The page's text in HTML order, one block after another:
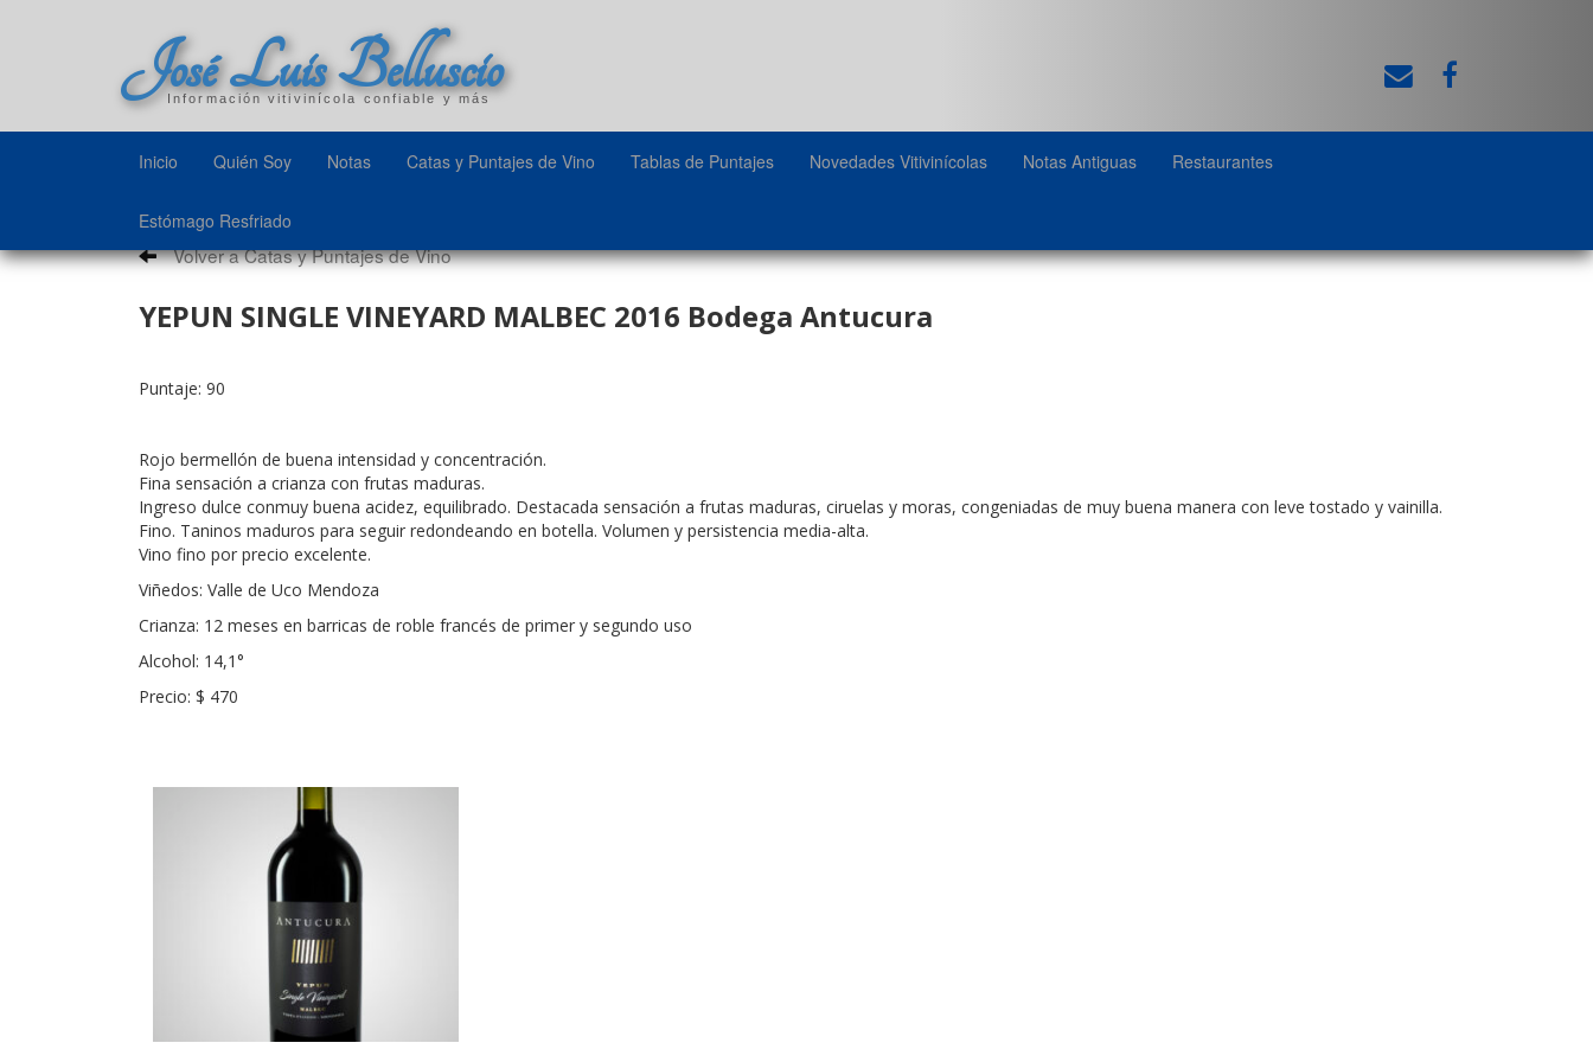
José Luis Belluscio
Información vitivinícola confiable y más
Inicio Quién Soy Notas Catas y Puntajes de Vino Tablas de Puntajes Novedades Vitivinícolas Notas Antiguas Restaurantes
Estómago Resfriado
Volver a Catas y Puntajes de Vino
YEPUN SINGLE VINEYARD MALBEC 2016 Bodega Antucura
Puntaje: 90
Rojo bermellón de buena intensidad y concentración.
Fina sensación a crianza con frutas maduras.
Ingreso dulce conmuy buena acidez, equilibrado. Destacada sensación a frutas maduras, ciruelas y moras, congeniadas de muy buena manera con leve tostado y vainilla.
Fino. Taninos maduros para seguir redondeando en botella. Volumen y persistencia media-alta.
Vino fino por precio excelente.
Viñedos: Valle de Uco Mendoza
Crianza: 12 meses en barricas de roble francés de primer y segundo uso
Alcohol: 14,1°
Precio: $ 470